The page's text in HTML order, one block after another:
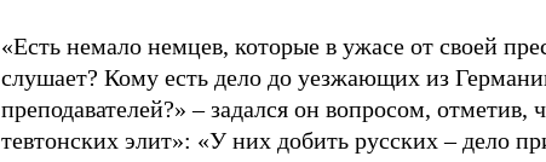
«Есть немало немцев, которые в ужасе от своей
слушает? Кому есть дело до уезжающих из
преподавателей?» – задался он вопросом,
тевтонских элит»: «У них добить русских – дело